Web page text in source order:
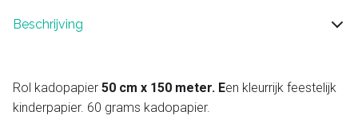
Beschrijving
Rol kadopapier 50 cm x 150 meter. Een kleurrijk feestelijk
kinderpapier. 60 grams kadopapier.